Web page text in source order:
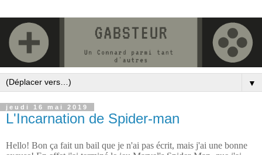
▼
jeudi 16 mai 2019
L'Incarnation de Spider-man
Hello! Bon ça fait un bail que je n'ai pas écrit, mais j'ai une bonne